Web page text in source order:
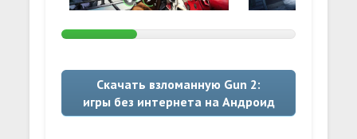
Скачать взломанную Gun 2:
игры без интернета на Андроид